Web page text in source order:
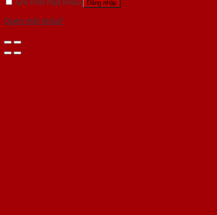
Đăng nhập
Quên mật khẩu?